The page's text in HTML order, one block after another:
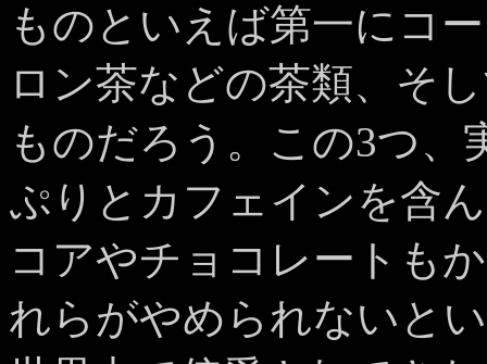
ものといえば第一にコ
ロン茶などの茶類、そ
ものだろう。この3つ、
ぷりとカフェインを含
コアやチョコレートも
れらがやめられないと